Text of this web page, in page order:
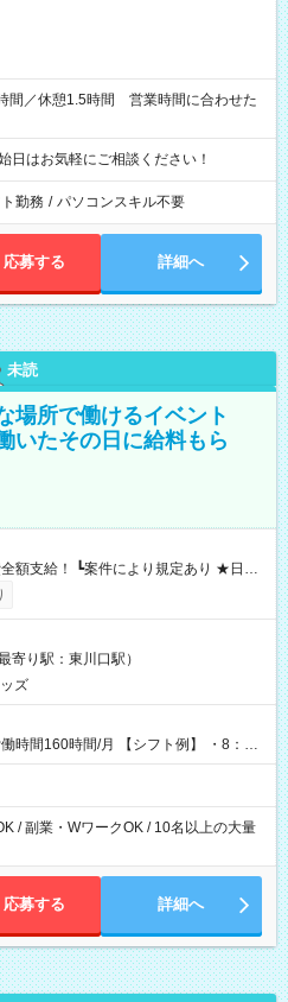
日はお気軽にご相談ください！
勤務 / パソコンスキル不要
応募する 詳細へ
未読
場所で働けるイベント
いたその日に給料もら
いたその日に現金GET♪ お仕事後はコ
落とせます！ 【試用期間】試
寄り駅：東川口駅）
ズ
/月 【シフト例】 ・8：00
/ 副業・WワークOK / 10名以上の大量
応募する 詳細へ